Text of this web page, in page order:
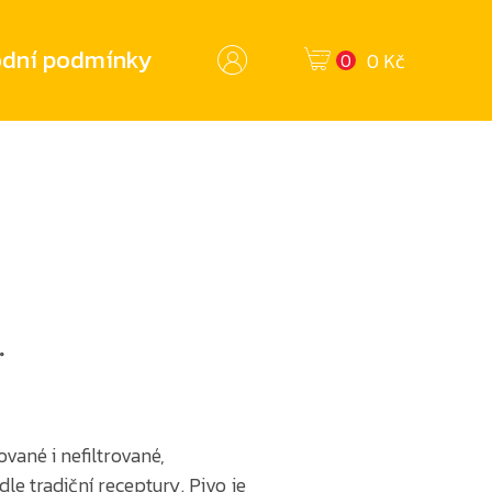
podmínky 0 0 Kč
i nefiltrované,
tradiční receptury. Pivo je